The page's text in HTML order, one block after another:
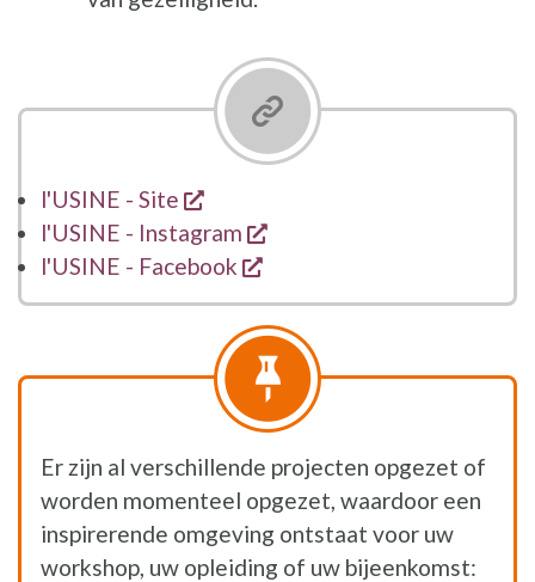
l'USINE - Site
opent een nieuw venster
l'USINE - Instagram
opent een nieuw venster
l'USINE - Facebook
opent een nieuw venster
Er zijn al verschillende projecten opgezet of
worden momenteel opgezet, waardoor een
inspirerende omgeving ontstaat voor uw
workshop, uw opleiding of uw bijeenkomst: